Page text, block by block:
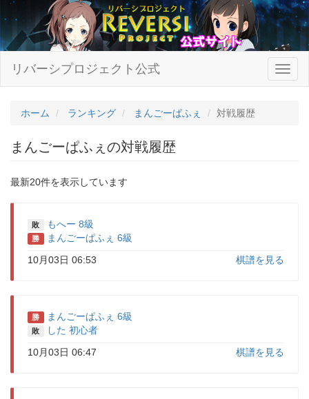
リバーシプロジェクト公式
ホーム ランキング まんごーぱふぇ 対戦履歴
まんごーぱふぇの対戦履歴
最新20件を表示しています
敗 もへー 8級
勝
まんごーぱふぇ 6級
棋譜を見る
10月03日 06:53
勝 まんごーぱふぇ 6級
敗
した 初心者
棋譜を見る
10月03日 06:47